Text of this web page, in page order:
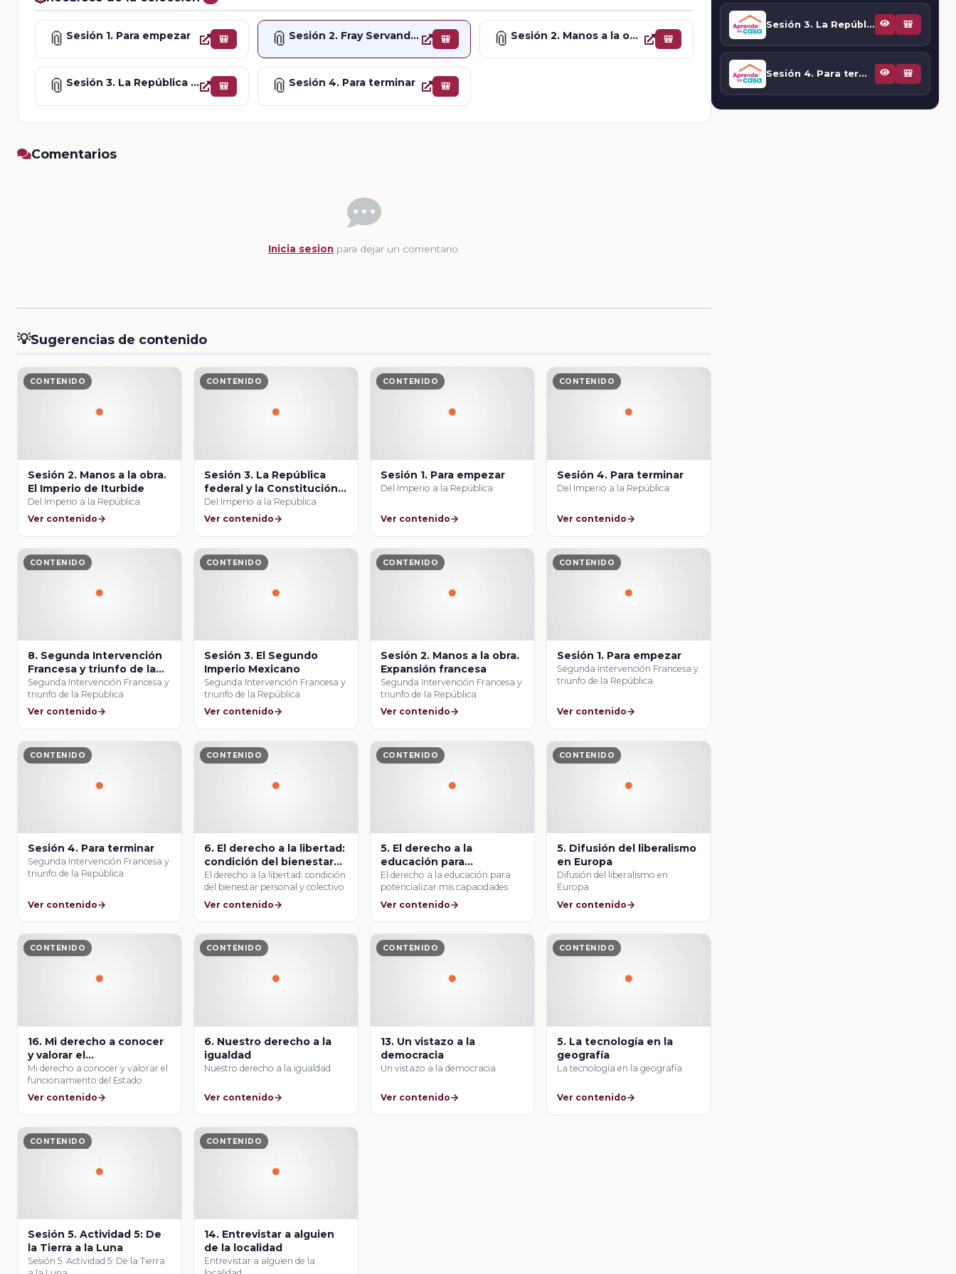
📎 Sesión 1. Para empezar 🎒 📎 Sesión 2. Fray Servando Teresa de Mier, precursor del liberalismo 🎒 📎 Sesión 2. Manos a la obra. El Imperio de Iturbide 🎒
📎 Sesión 3. La República federal y la Constitución de 1824 🎒 📎 Sesión 4. Para terminar 🎒
Comentarios
Inicia sesion para dejar un comentario.
💡Sugerencias de contenido
CONTENIDO
Sesión 2. Manos a la obra.
El Imperio de Iturbide
Del Imperio a la República
Ver contenido
CONTENIDO
Sesión 3. La República
federal y la Constitución
de 1824
Del Imperio a la República
Ver contenido
CONTENIDO
Sesión 1. Para empezar
Del Imperio a la República
Ver contenido
CONTENIDO
Sesión 4. Para terminar
Del Imperio a la República
Ver contenido
CONTENIDO
8. Segunda Intervención
Francesa y triunfo de la
República
Segunda Intervención Francesa y
triunfo de la República
Ver contenido
CONTENIDO
Sesión 3. El Segundo
Imperio Mexicano
Segunda Intervención Francesa y
triunfo de la República
Ver contenido
CONTENIDO
Sesión 2. Manos a la obra.
Expansión francesa
Segunda Intervención Francesa y
triunfo de la República
Ver contenido
CONTENIDO
Sesión 1. Para empezar
Segunda Intervención Francesa y
triunfo de la República
Ver contenido
CONTENIDO
Sesión 4. Para terminar
Segunda Intervención Francesa y
triunfo de la República
Ver contenido
CONTENIDO
6. El derecho a la libertad:
condición del bienestar
personal y colectivo
El derecho a la libertad: condición
del bienestar personal y colectivo
Ver contenido
CONTENIDO
5. El derecho a la
educación para
potencializar mis
capacidades
El derecho a la educación para
potencializar mis capacidades
Ver contenido
CONTENIDO
5. Difusión del liberalismo
en Europa
Difusión del liberalismo en
Europa
Ver contenido
CONTENIDO
16. Mi derecho a conocer
y valorar el
funcionamiento del
Estado
Mi derecho a conocer y valorar el
funcionamiento del Estado
Ver contenido
CONTENIDO
6. Nuestro derecho a la
igualdad
Nuestro derecho a la igualdad
Ver contenido
CONTENIDO
13. Un vistazo a la
democracia
Un vistazo a la democracia
Ver contenido
CONTENIDO
5. La tecnología en la
geografía
La tecnología en la geografía
Ver contenido
CONTENIDO
Sesión 5. Actividad 5: De
la Tierra a la Luna
Sesión 5. Actividad 5: De la Tierra
CONTENIDO
14. Entrevistar a alguien
de la localidad
Entrevistar a alguien de la
Sesión 3. La República federal y la Constitución de 1824 🎒
Sesión 4. Para terminar 🎒